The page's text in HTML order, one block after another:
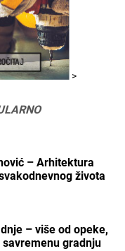
>
– Arhitektura
života
– više od opeke,
gradnju